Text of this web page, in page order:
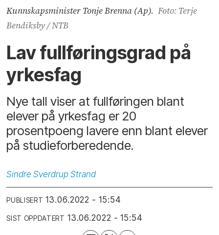
Kunnskapsminister Tonje Brenna (Ap). Foto: Terje
Bendiksby / NTB
Lav fullføringsgrad på
yrkesfag
Nye tall viser at fullføringen blant
elever på yrkesfag er 20
prosentpoeng lavere enn blant elever
på studieforberedende.
Sindre Sverdrup Strand
PUBLISERT 13.06.2022 - 15:54
SIST OPPDATERT 13.06.2022 - 15:54